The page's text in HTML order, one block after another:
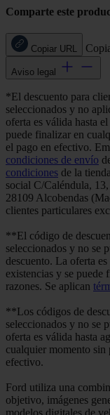
Comparte este
Copiar URL
Aviso legal
*El descuento para
seleccionados y no
oferta es válida hasta
puede finalizar en
el pago en efectivo.
condiciones de envío
condiciones de la
social C/Caléndula,
28109 Alcobendas
clientes particulares
**El código de
seleccionados y no se
descuento. La oferta
existencias y se puede
razones. Se aplican
**Los códigos de
seleccionados y no se
oferta es válida hasta
cualquier momento
efectivo.
Ford utiliza una
objetivo, imágenes